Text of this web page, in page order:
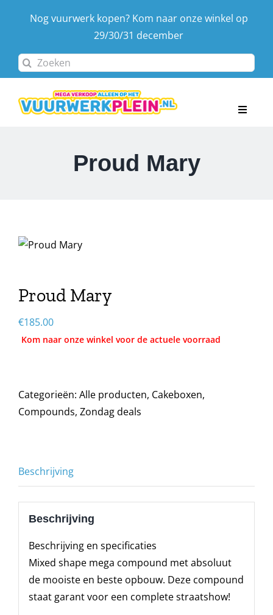
Nog vuurwerk kopen? Kom naar onze winkel op
29/30/31 december
Zoeken
naar:
Toggle
Winkelwagen
Proud Mary
Proud Mary
€185.00
Categorieën: Alle producten, Cakeboxen,
Compounds, Zondag deals
Beschrijving
Beschrijving
Beschrijving en specificaties
Mixed shape mega compound met absoluut
de mooiste en beste opbouw. Deze compound
staat garant voor een complete straatshow!